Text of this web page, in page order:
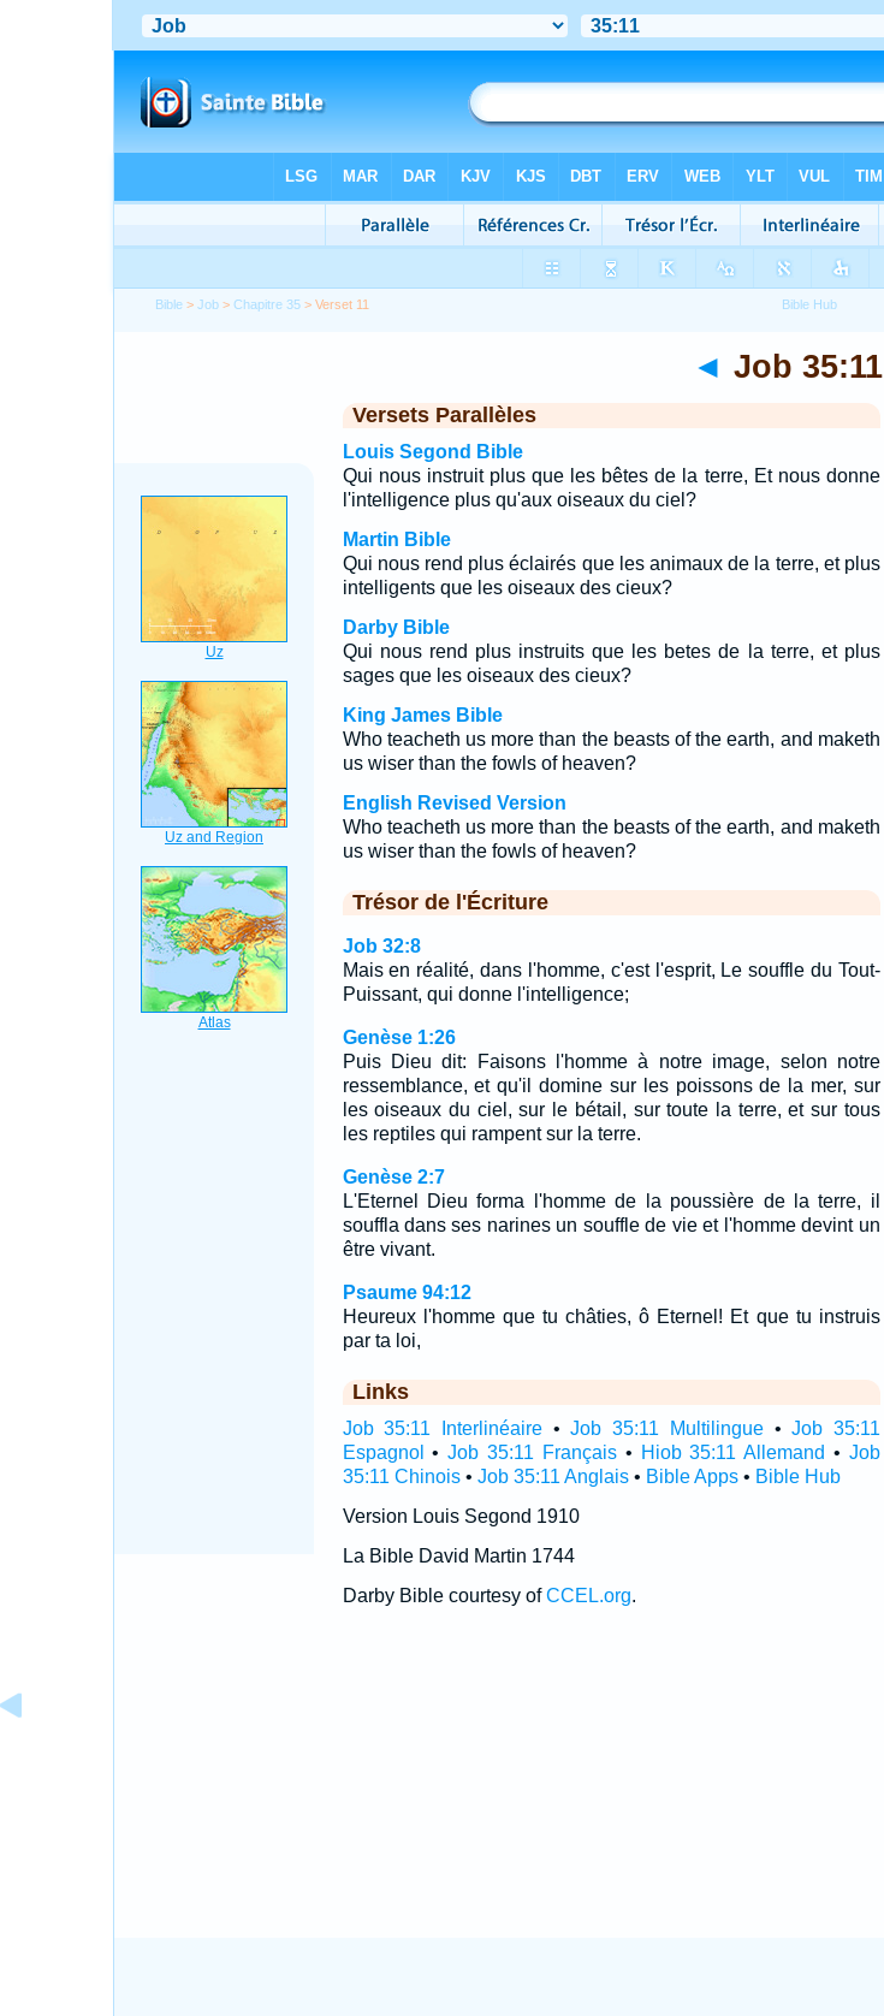
Bible >Job >Chapitre 35 > Verset 11
◄ Job 35:11
Versets Parallèles
Louis Segond Bible
Qui nous instruit plus que les bêtes de la terre, Et nous donne
l'intelligence plus qu'aux oiseaux du ciel?
Martin Bible
Qui nous rend plus éclairés que les animaux de la terre, et plus
intelligents que les oiseaux des cieux?
Darby Bible
Qui nous rend plus instruits que les betes de la terre, et plus
sages que les oiseaux des cieux?
King James Bible
Who teacheth us more than the beasts of the earth, and maketh
us wiser than the fowls of heaven?
English Revised Version
Who teacheth us more than the beasts of the earth, and maketh
us wiser than the fowls of heaven?
Trésor de l'Écriture
Job 32:8
Mais en réalité, dans l'homme, c'est l'esprit, Le souffle du Tout-
Puissant, qui donne l'intelligence;
Genèse 1:26
Puis Dieu dit: Faisons l'homme à notre image, selon notre
ressemblance, et qu'il domine sur les poissons de la mer, sur
les oiseaux du ciel, sur le bétail, sur toute la terre, et sur tous
les reptiles qui rampent sur la terre.
Genèse 2:7
L'Eternel Dieu forma l'homme de la poussière de la terre, il
souffla dans ses narines un souffle de vie et l'homme devint un
être vivant.
Psaume 94:12
Heureux l'homme que tu châties, ô Eternel! Et que tu instruis
par ta loi,
Links
Job 35:11 Interlinéaire•Job 35:11 Multilingue•Job 35:11
Espagnol •Job 35:11 Français• Hiob 35:11 Allemand • Job
35:11 Chinois• Job 35:11 Anglais• Bible Apps• Bible Hub
Version Louis Segond 1910
La Bible David Martin 1744
Darby Bible courtesy ofCCEL.org.